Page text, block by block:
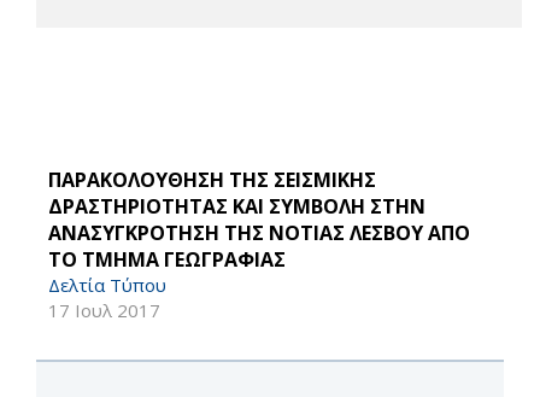
ΠΑΡΑΚΟΛΟΥΘΗΣΗ ΤΗΣ ΣΕΙΣΜΙΚΗΣ
ΔΡΑΣΤΗΡΙΟΤΗΤΑΣ ΚΑΙ ΣΥΜΒΟΛΗ ΣΤΗΝ
ΑΝΑΣΥΓΚΡΟΤΗΣΗ ΤΗΣ ΝΟΤΙΑΣ ΛΕΣΒΟΥ ΑΠΟ
ΤΟ ΤΜΗΜΑ ΓΕΩΓΡΑΦΙΑΣ
Δελτία Τύπου
17 Ιουλ 2017